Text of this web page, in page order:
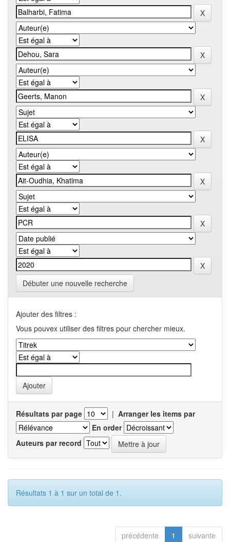
Débuter une nouvelle recherche
Ajouter des filtres :
Vous pouvex utiliser des filtres pour chercher mieux.
Résultats par page | Arranger les items par
En order
Auteurs par record
Résultats 1 à 1 sur un total de 1.
précédente 1 suivante